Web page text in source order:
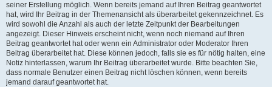
seiner Erstellung möglich. Wenn bereits jemand auf Ihren Beitrag geantwortet
hat, wird Ihr Beitrag in der Themenansicht als überarbeitet gekennzeichnet. Es
wird sowohl die Anzahl als auch der letzte Zeitpunkt der Bearbeitungen
angezeigt. Dieser Hinweis erscheint nicht, wenn noch niemand auf Ihren
Beitrag geantwortet hat oder wenn ein Administrator oder Moderator Ihren
Beitrag überarbeitet hat. Diese können jedoch, falls sie es für nötig halten, eine
Notiz hinterlassen, warum Ihr Beitrag überarbeitet wurde. Bitte beachten Sie,
dass normale Benutzer einen Beitrag nicht löschen können, wenn bereits
jemand darauf geantwortet hat.